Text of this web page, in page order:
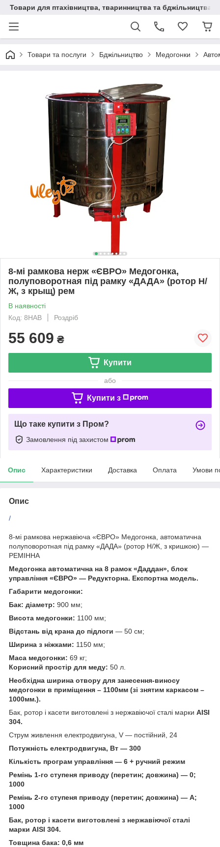
Товари для птахівництва, тваринництва та бджільництва
Товари та послуги Бджільництво Медогонки
8-мі рамкова нерж «ЄВРО» Медогонка,
полуповоротная під рамку «ДАДА» (ротор Н/
Ж, з крыщ) рем
В наявності
Код: 8HAB
Роздріб
55 609 ₴
Купити
або
Купити з
Що таке купити з Пром?
Замовлення під захистом
Опис Характеристики Доставка Оплата Умови
Опис
/
8-мі рамкова нержавіюча «ЄВРО» Медогонка, автоматична
полуповоротная під рамку «ДАДА» (ротор Н/Ж, з кришкою) —
РЕМІННА
Медогонка автоматична на 8 рамок «Даддан», блок
управління «ЄВРО» — Редукторна. Експортна модель.
Габарити медогонки:
Бак: діаметр: 900 мм;
Висота медогонки: 1100 мм;
Відстань від крана до підлоги — 50 см;
Ширина з ніжками: 1150 мм;
Маса медогонки: 69 кг;
Корисний простір для меду: 50 л.
Необхідна ширина отвору для занесення-виносу
медогонки в приміщення – 1100мм (зі знятим каркасом –
1000мм.).
Бак, ротор і касети виготовлені з нержавіючої сталі марки AISI
304.
Струм живлення електродвигуна, V — постійний, 24
Потужність електродвигуна, Вт — 300
Кількість програм управління — 6 + ручний режим
Ремінь 1-го ступеня приводу (перетин; довжина) — 0;
1000
Ремінь 2-го ступеня приводу (перетин; довжина) — А;
1000
Бак, ротор і касети виготовлені з нержавіючої сталі
марки AISI 304.
Товщина бака: 0,6 мм